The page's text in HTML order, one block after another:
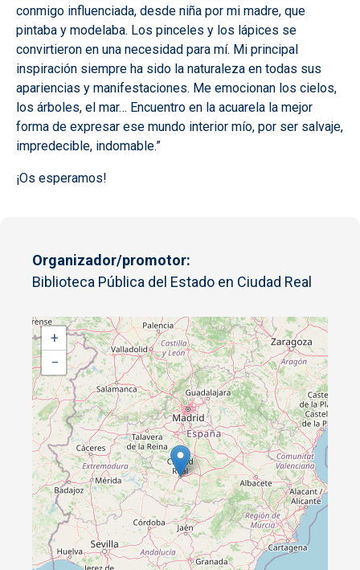
conmigo influenciada, desde niña por mi madre, que
pintaba y modelaba. Los pinceles y los lápices se
convirtieron en una necesidad para mí. Mi principal
inspiración siempre ha sido la naturaleza en todas sus
apariencias y manifestaciones. Me emocionan los cielos,
los árboles, el mar… Encuentro en la acuarela la mejor
forma de expresar ese mundo interior mío, por ser salvaje,
impredecible, indomable.”
¡Os esperamos!
Organizador/promotor
Biblioteca Pública del Estado en Ciudad Real
+
−